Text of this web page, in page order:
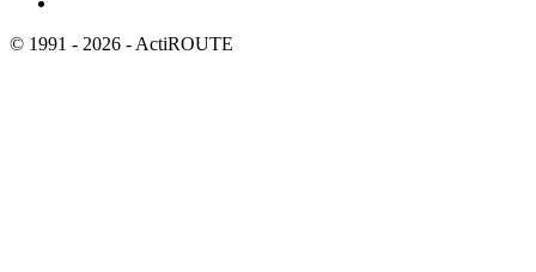
© 1991 - 2026 - ActiROUTE